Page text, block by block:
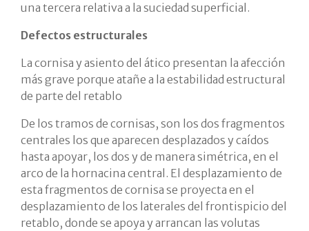
una tercera relativa a la suciedad superficial.
Defectos estructurales
La cornisa y asiento del ático presentan la afección
más grave porque atañe a la estabilidad estructural
de parte del retablo
De los tramos de cornisas, son los dos fragmentos
centrales los que aparecen desplazados y caídos
hasta apoyar, los dos y de manera simétrica, en el
arco de la hornacina central. El desplazamiento de
esta fragmentos de cornisa se proyecta en el
desplazamiento de los laterales del frontispicio del
retablo, donde se apoya y arrancan las volutas